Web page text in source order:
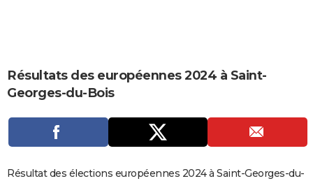
Carte de Noël
Carte Bonne année
Carte Saint-Valentin
Carte Pâques
Carte d'anniversaire
COPAINS D'AVANT
AVIS DE DÉCÈS
Résultats des européennes 2024 à Saint-
Georges-du-Bois
Résultat des élections européennes 2024 à Saint-Georges-du-